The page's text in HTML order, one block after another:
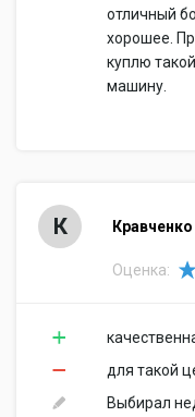
отличный
хорошее.
куплю
машину.
К
Оценка:
для такой
Выбирал